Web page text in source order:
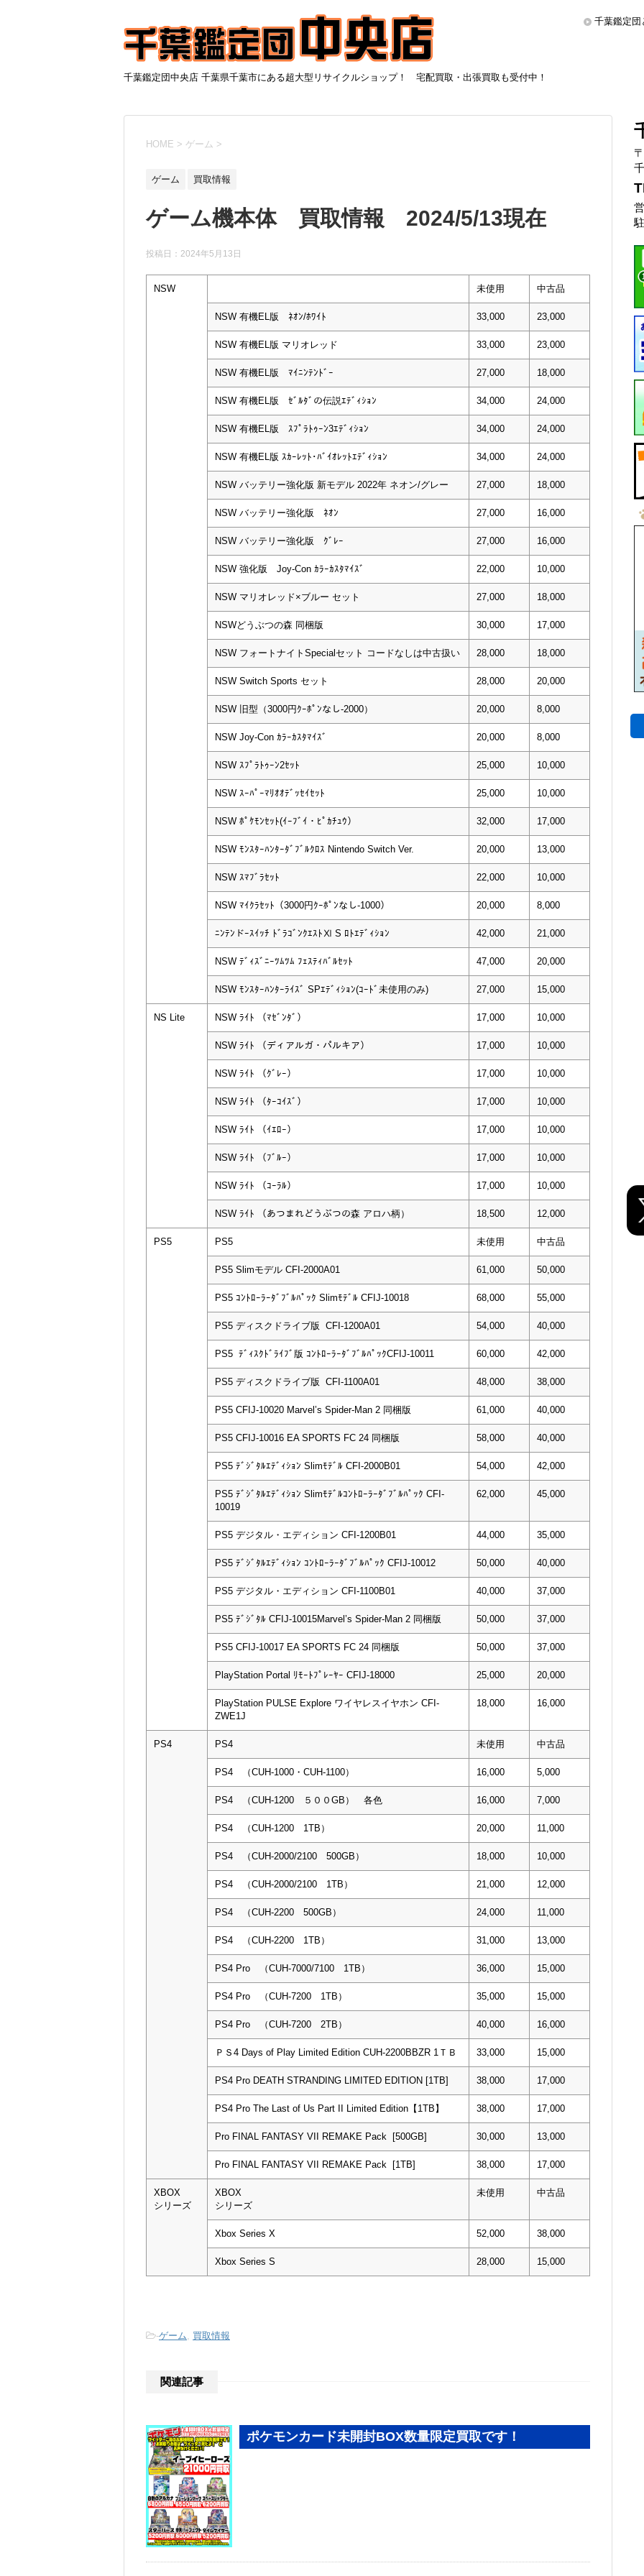
千葉鑑定団中央店 千葉県千葉市にある超大型リサイクルショップ！ 宅配買取・出張買取も受付中！
千葉鑑定団
HOME > ゲーム >
ゲーム 買取情報
ゲーム機本体 買取情報 2024/5/13現在
投稿日： 2024年5月13日
NSW 未使用 中古品
NSW 有機EL版 ﾈｵﾝ/ﾎﾜｲﾄ 33,000 23,000
NSW 有機EL版 マリオレッド 33,000 23,000
NSW 有機EL版 ﾏｲﾆﾝﾃﾝﾄﾞｰ 27,000 18,000
NSW 有機EL版 ｾﾞﾙﾀﾞの伝説ｴﾃﾞｨｼｮﾝ 34,000 24,000
NSW 有機EL版 ｽﾌﾟﾗﾄｩｰﾝ3ｴﾃﾞｨｼｮﾝ 34,000 24,000
NSW 有機EL版 ｽｶｰﾚｯﾄ･ﾊﾞｲｵﾚｯﾄｴﾃﾞｨｼｮﾝ 34,000 24,000
NSW バッテリー強化版 新モデル 2022年 ネオン/グレー 27,000 18,000
NSW バッテリー強化版 ﾈｵﾝ 27,000 16,000
NSW バッテリー強化版 ｸﾞﾚｰ 27,000 16,000
NSW 強化版 Joy-Con ｶﾗｰｶｽﾀﾏｲｽﾞ 22,000 10,000
NSW マリオレッド×ブルー セット 27,000 18,000
NSWどうぶつの森 同梱版 30,000 17,000
NSW フォートナイトSpecialセット コードなしは中古扱い 28,000 18,000
NSW Switch Sports セット 28,000 20,000
NSW 旧型（3000円ｸｰﾎﾟﾝなし-2000） 20,000 8,000
NSW Joy-Con ｶﾗｰｶｽﾀﾏｲｽﾞ 20,000 8,000
NSW ｽﾌﾟﾗﾄｩｰﾝ2ｾｯﾄ 25,000 10,000
NSW ｽｰﾊﾟｰﾏﾘｵｵﾃﾞｯｾｲｾｯﾄ 25,000 10,000
NSW ﾎﾟｹﾓﾝｾｯﾄ(ｲｰﾌﾞｲ・ﾋﾟｶﾁｭｳ） 32,000 17,000
NSW ﾓﾝｽﾀｰﾊﾝﾀｰﾀﾞﾌﾞﾙｸﾛｽ Nintendo Switch Ver. 20,000 13,000
NSW ｽﾏﾌﾞﾗｾｯﾄ 22,000 10,000
NSW ﾏｲｸﾗｾｯﾄ（3000円ｸｰﾎﾟﾝなし-1000） 20,000 8,000
ﾆﾝﾃﾝドｰｽｲｯﾁ ﾄﾞﾗｺﾞﾝｸｴｽﾄⅪ S ﾛﾄｴﾃﾞｨｼｮﾝ 42,000 21,000
NSW ﾃﾞｨｽﾞﾆｰﾂﾑﾂﾑ ﾌｪｽﾃｨﾊﾞﾙｾｯﾄ 47,000 20,000
NSW ﾓﾝｽﾀｰﾊﾝﾀｰﾗｲｽﾞ SPｴﾃﾞｨｼｮﾝ(ｺｰﾄﾞ未使用のみ) 27,000 15,000
NS Lite NSW ﾗｲﾄ （ﾏｾﾞﾝﾀﾞ） 17,000 10,000
NSW ﾗｲﾄ （ディアルガ・パルキア） 17,000 10,000
NSW ﾗｲﾄ （ｸﾞﾚｰ） 17,000 10,000
NSW ﾗｲﾄ （ﾀｰｺｲｽﾞ） 17,000 10,000
NSW ﾗｲﾄ （ｲｴﾛｰ） 17,000 10,000
NSW ﾗｲﾄ （ﾌﾞﾙｰ） 17,000 10,000
NSW ﾗｲﾄ （ｺｰﾗﾙ） 17,000 10,000
NSW ﾗｲﾄ （あつまれどうぶつの森 アロハ柄） 18,500 12,000
PS5 PS5 未使用 中古品
PS5 Slimモデル CFI-2000A01 61,000 50,000
PS5 ｺﾝﾄﾛｰﾗｰﾀﾞﾌﾞﾙﾊﾟｯｸ Slimﾓﾃﾞﾙ CFIJ-10018 68,000 55,000
PS5 ディスクドライブ版 CFI-1200A01 54,000 40,000
PS5 ﾃﾞｨｽｸﾄﾞﾗｲﾌﾞ版 ｺﾝﾄﾛｰﾗｰﾀﾞﾌﾞﾙﾊﾟｯｸCFIJ-10011 60,000 42,000
PS5 ディスクドライブ版 CFI-1100A01 48,000 38,000
PS5 CFIJ-10020 Marvel’s Spider-Man 2 同梱版 61,000 40,000
PS5 CFIJ-10016 EA SPORTS FC 24 同梱版 58,000 40,000
PS5 ﾃﾞｼﾞﾀﾙｴﾃﾞｨｼｮﾝ Slimﾓﾃﾞﾙ CFI-2000B01 54,000 42,000
PS5 ﾃﾞｼﾞﾀﾙｴﾃﾞｨｼｮﾝ Slimﾓﾃﾞﾙｺﾝﾄﾛｰﾗｰﾀﾞﾌﾞﾙﾊﾟｯｸ CFI-
10019
62,000 45,000
PS5 デジタル・エディション CFI-1200B01 44,000 35,000
PS5 ﾃﾞｼﾞﾀﾙｴﾃﾞｨｼｮﾝ ｺﾝﾄﾛｰﾗｰﾀﾞﾌﾞﾙﾊﾟｯｸ CFIJ-10012 50,000 40,000
PS5 デジタル・エディション CFI-1100B01 40,000 37,000
PS5 ﾃﾞｼﾞﾀﾙ CFIJ-10015Marvel’s Spider-Man 2 同梱版 50,000 37,000
PS5 CFIJ-10017 EA SPORTS FC 24 同梱版 50,000 37,000
PlayStation Portal ﾘﾓｰﾄﾌﾟﾚｰﾔｰ CFIJ-18000 25,000 20,000
PlayStation PULSE Explore ワイヤレスイヤホン CFI-
ZWE1J
18,000 16,000
PS4 PS4 未使用 中古品
PS4 （CUH-1000・CUH-1100） 16,000 5,000
PS4 （CUH-1200 ５００GB） 各色 16,000 7,000
PS4 （CUH-1200 1TB） 20,000 11,000
PS4 （CUH-2000/2100 500GB） 18,000 10,000
PS4 （CUH-2000/2100 1TB） 21,000 12,000
PS4 （CUH-2200 500GB） 24,000 11,000
PS4 （CUH-2200 1TB） 31,000 13,000
PS4 Pro （CUH-7000/7100 1TB） 36,000 15,000
PS4 Pro （CUH-7200 1TB） 35,000 15,000
PS4 Pro （CUH-7200 2TB） 40,000 16,000
ＰＳ4 Days of Play Limited Edition CUH-2200BBZR 1ＴＢ 33,000 15,000
PS4 Pro DEATH STRANDING LIMITED EDITION [1TB] 38,000 17,000
PS4 Pro The Last of Us Part II Limited Edition【1TB】 38,000 17,000
Pro FINAL FANTASY VII REMAKE Pack [500GB] 30,000 13,000
Pro FINAL FANTASY VII REMAKE Pack [1TB] 38,000 17,000
XBOX
シリーズ
XBOX
シリーズ
未使用 中古品
Xbox Series X 52,000 38,000
Xbox Series S 28,000 15,000
-ゲーム, 買取情報
関連記事
ポケモンカード未開封BOX数量限定買取です！